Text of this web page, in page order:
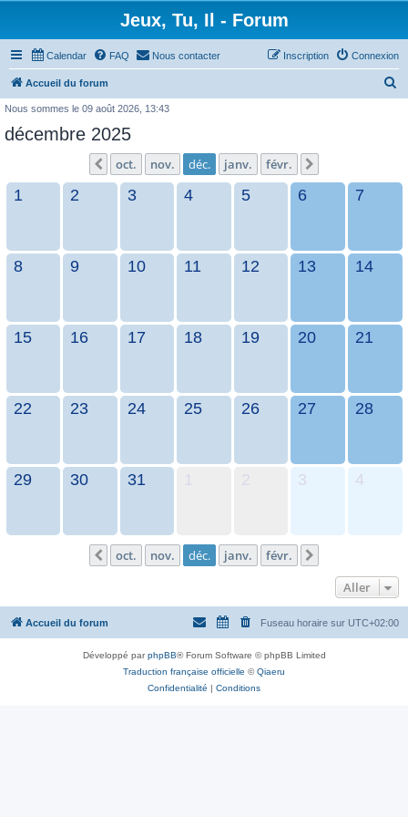
Jeux, Tu, Il - Forum
Calendar FAQ Nous contacter Connexion
Inscription
Accueil du forum
e
Nous sommes le 09 août 2026, 13:43
décembre 2025
Précédent
oct. nov. déc. janv. févr.
1 2 3 4 5 6 7
8 9 10 11 12 13 14
15 16 17 18 19 20 21
22 23 24 25 26 27 28
29 30 31 3 4
Précédent
oct. nov. déc. janv. févr.
Aller
Accueil du forum Fuseau horaire sur UTC+02:00
Développé parphpBB® Forum Software © phpBB Limited
Traduction française officielle ©Qiaeru
Confidentialité | Conditions